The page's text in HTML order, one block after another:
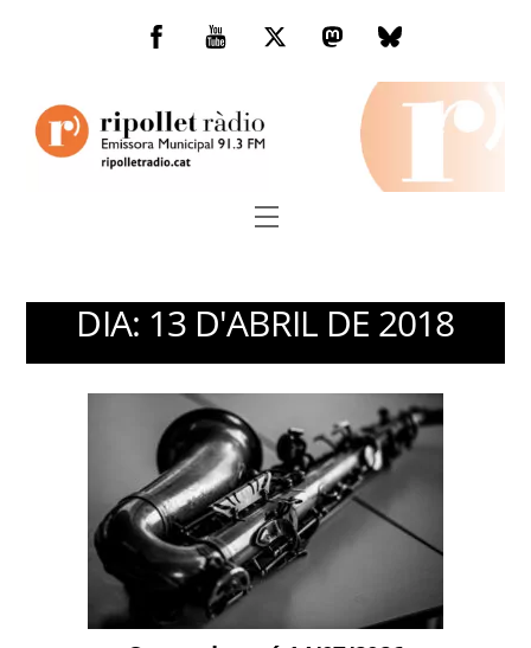
Facebook
You
TwitterMastodonBluesky
Menu
DIA: 13 D'ABRIL DE 2018